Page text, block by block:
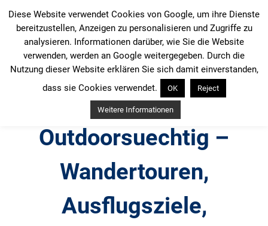
Inhalt
springen
Outdoorsuechtig –
Wandertouren,
Ausflugsziele,
Diese Website verwendet Cookies von Google, um ihre Dienste
bereitzustellen, Anzeigen zu personalisieren und Zugriffe zu
analysieren. Informationen darüber, wie Sie die Website
verwenden, werden an Google weitergegeben. Durch die
Nutzung dieser Website erklären Sie sich damit einverstanden,
dass sie Cookies verwendet.
OK Reject
Weitere Informationen